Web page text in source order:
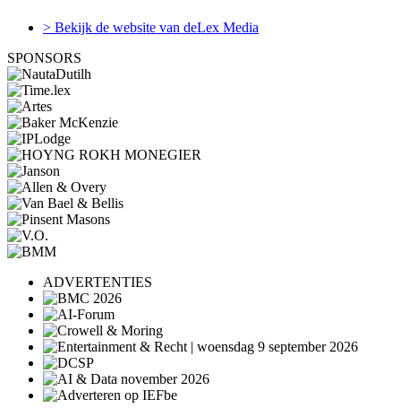
> Bekijk de website van deLex Media
SPONSORS
ADVERTENTIES